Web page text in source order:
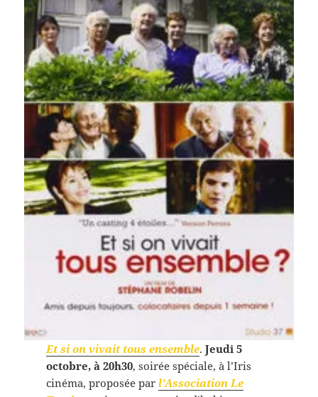
Et si on vivait tous ensemble. Jeudi 5
octobre, à 20h30, soirée spéciale, à l’Iris
cinéma, proposée par l’Association Le